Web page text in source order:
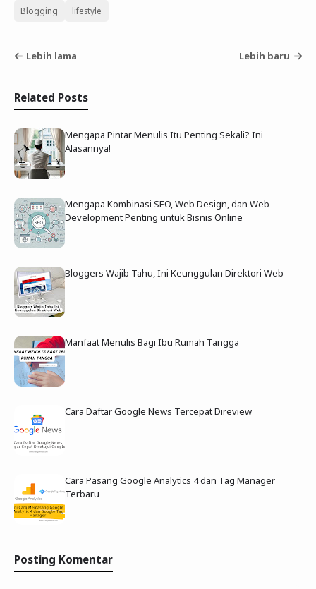
Blogging lifestyle
Lebih lama Lebih baru
Related Posts
Mengapa Pintar Menulis Itu Penting Sekali? Ini
Alasannya!
Mengapa Kombinasi SEO, Web Design, dan Web
Development Penting untuk Bisnis Online
Bloggers Wajib Tahu, Ini Keunggulan Direktori Web
Manfaat Menulis Bagi Ibu Rumah Tangga
Cara Daftar Google News Tercepat Direview
Cara Pasang Google Analytics 4 dan Tag Manager
Terbaru
Posting Komentar